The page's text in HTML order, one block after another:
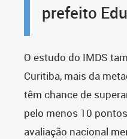
prefeito
O estudo do IMDS
Curitiba, mais da
têm chance de
pelo menos 10
avaliação nacional